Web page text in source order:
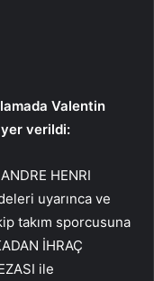
Valentin
yer verildi:
HENRI
uyarınca ve
takım sporcusuna
İHRAÇ
ile